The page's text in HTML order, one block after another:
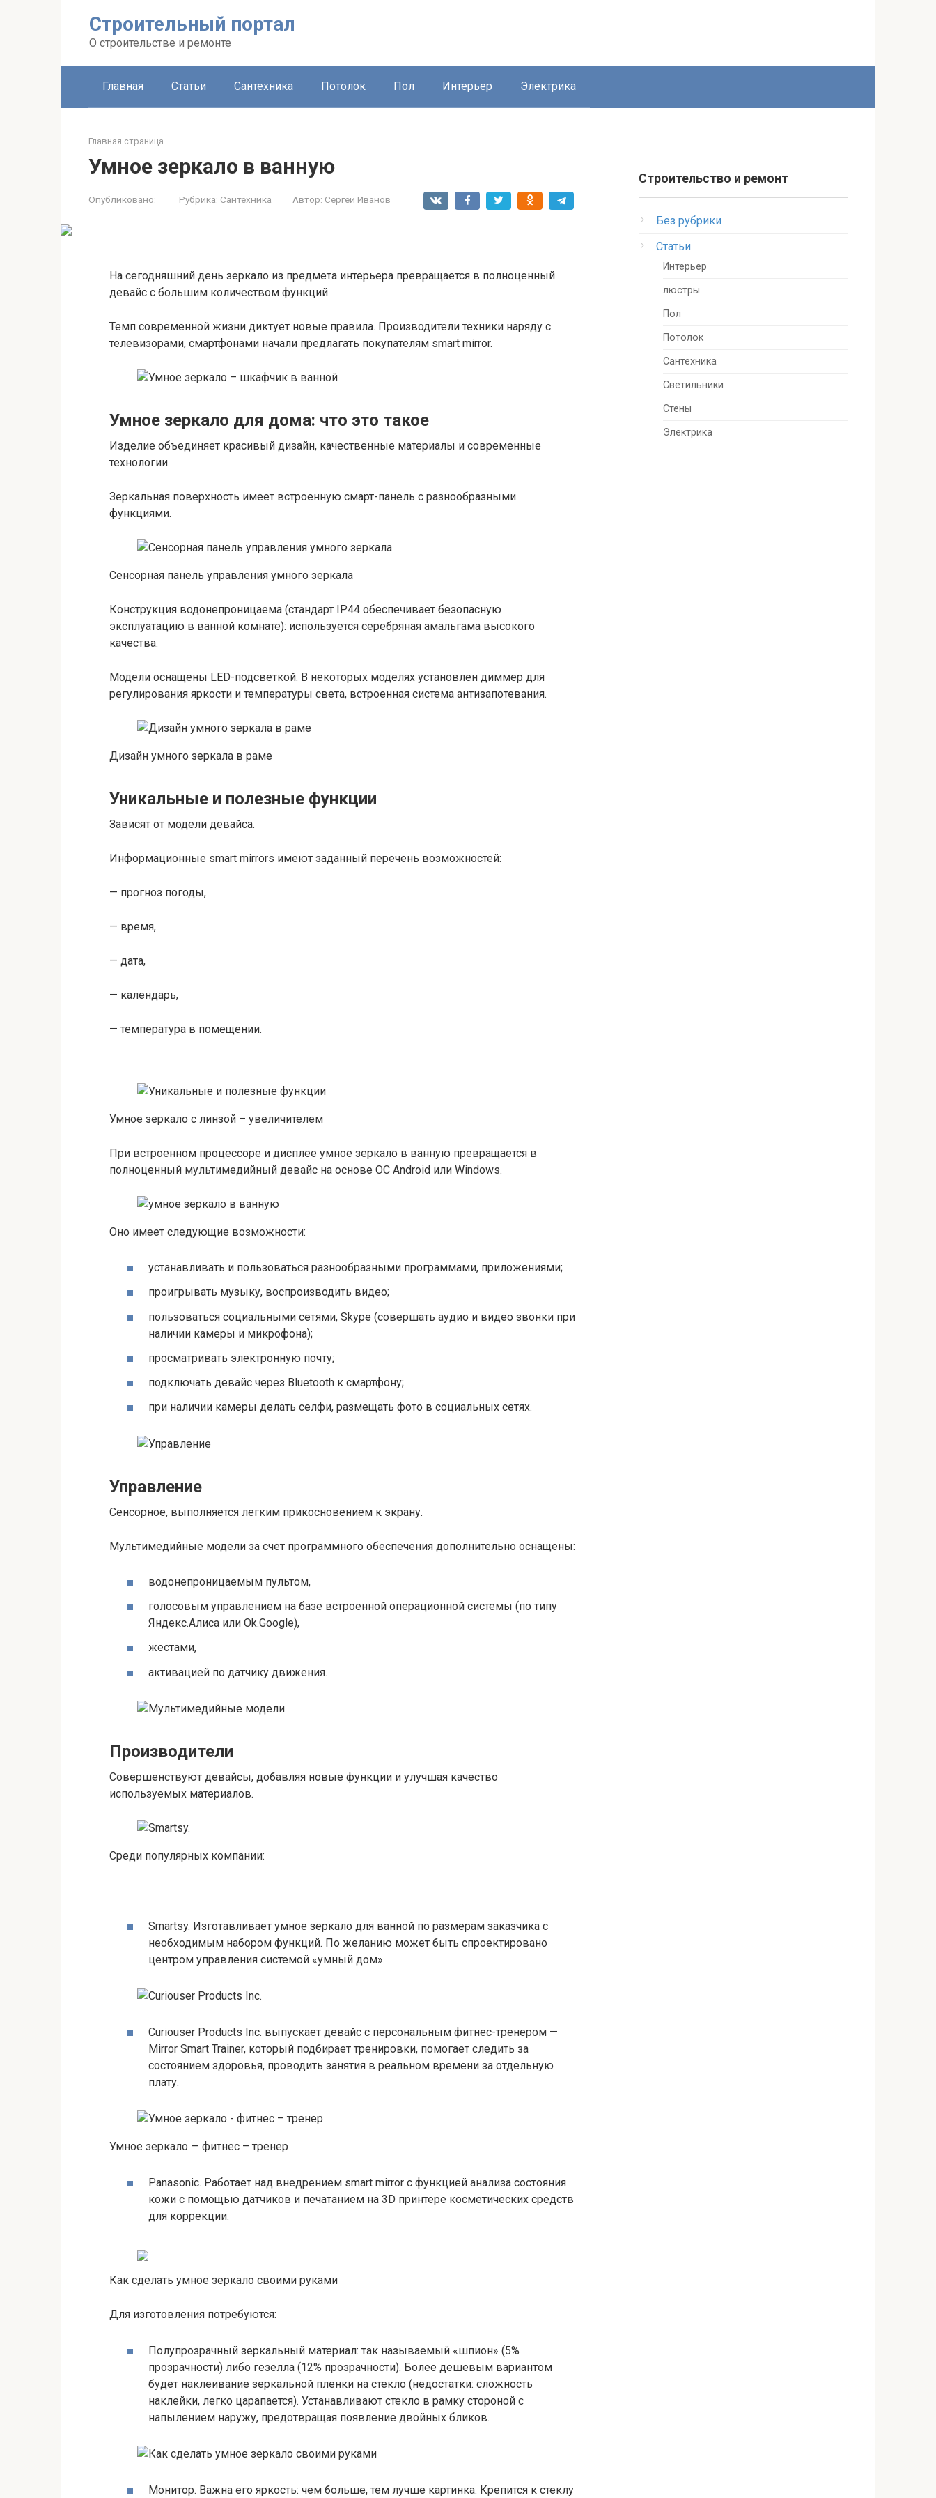
Строительный портал
О строительстве и ремонте
Главная Статьи Сантехника Потолок Пол Интерьер Электрика
Главная страница
Умное зеркало в ванную
Опубликовано: Рубрика: Сантехника Автор: Сергей Иванов
На сегодняшний день зеркало из предмета интерьера превращается в полноценный
девайс с большим количеством функций.
Темп современной жизни диктует новые правила. Производители техники наряду с
телевизорами, смартфонами начали предлагать покупателям smart mirror.
Умное зеркало для дома: что это такое
Изделие объединяет красивый дизайн, качественные материалы и современные
технологии.
Зеркальная поверхность имеет встроенную смарт-панель с разнообразными
функциями.
Сенсорная панель управления умного зеркала
Конструкция водонепроницаема (стандарт IP44 обеспечивает безопасную
эксплуатацию в ванной комнате): используется серебряная амальгама высокого
качества.
Модели оснащены LED-подсветкой. В некоторых моделях установлен диммер для
регулирования яркости и температуры света, встроенная система антизапотевания.
Дизайн умного зеркала в раме
Уникальные и полезные функции
Зависят от модели девайса.
Информационные smart mirrors имеют заданный перечень возможностей:
— прогноз погоды,
— время,
— дата,
— календарь,
— температура в помещении.
Умное зеркало с линзой – увеличителем
При встроенном процессоре и дисплее умное зеркало в ванную превращается в
полноценный мультимедийный девайс на основе ОС Android или Windows.
Оно имеет следующие возможности:
устанавливать и пользоваться разнообразными программами, приложениями;
проигрывать музыку, воспроизводить видео;
пользоваться социальными сетями, Skype (совершать аудио и видео звонки при
наличии камеры и микрофона);
просматривать электронную почту;
подключать девайс через Bluetooth к смартфону;
при наличии камеры делать селфи, размещать фото в социальных сетях.
Управление
Сенсорное, выполняется легким прикосновением к экрану.
Мультимедийные модели за счет программного обеспечения дополнительно оснащены:
водонепроницаемым пультом,
голосовым управлением на базе встроенной операционной системы (по типу
Яндекс.Алиса или Оk.Google),
жестами,
активацией по датчику движения.
Производители
Совершенствуют девайсы, добавляя новые функции и улучшая качество
используемых материалов.
Среди популярных компании:
Smartsy. Изготавливает умное зеркало для ванной по размерам заказчика с
необходимым набором функций. По желанию может быть спроектировано
центром управления системой «умный дом».
Curiouser Products Inc. выпускает девайс с персональным фитнес-тренером —
Mirror Smart Trainer, который подбирает тренировки, помогает следить за
состоянием здоровья, проводить занятия в реальном времени за отдельную
плату.
Умное зеркало — фитнес – тренер
Panasonic. Работает над внедрением smart mirror с функцией анализа состояния
кожи с помощью датчиков и печатанием на 3D принтере косметических средств
для коррекции.
Как сделать умное зеркало своими руками
Для изготовления потребуются:
Полупрозрачный зеркальный материал: так называемый «шпион» (5%
прозрачности) либо гезелла (12% прозрачности). Более дешевым вариантом
будет наклеивание зеркальной пленки на стекло (недостатки: сложность
наклейки, легко царапается). Устанавливают стекло в рамку стороной с
напылением наружу, предотвращая появление двойных бликов.
Монитор. Важна его яркость: чем больше, тем лучше картинка. Крепится к стеклу
Строительство и ремонт
Без рубрики
Статьи
Интерьер
люстры
Пол
Потолок
Сантехника
Светильники
Стены
Электрика